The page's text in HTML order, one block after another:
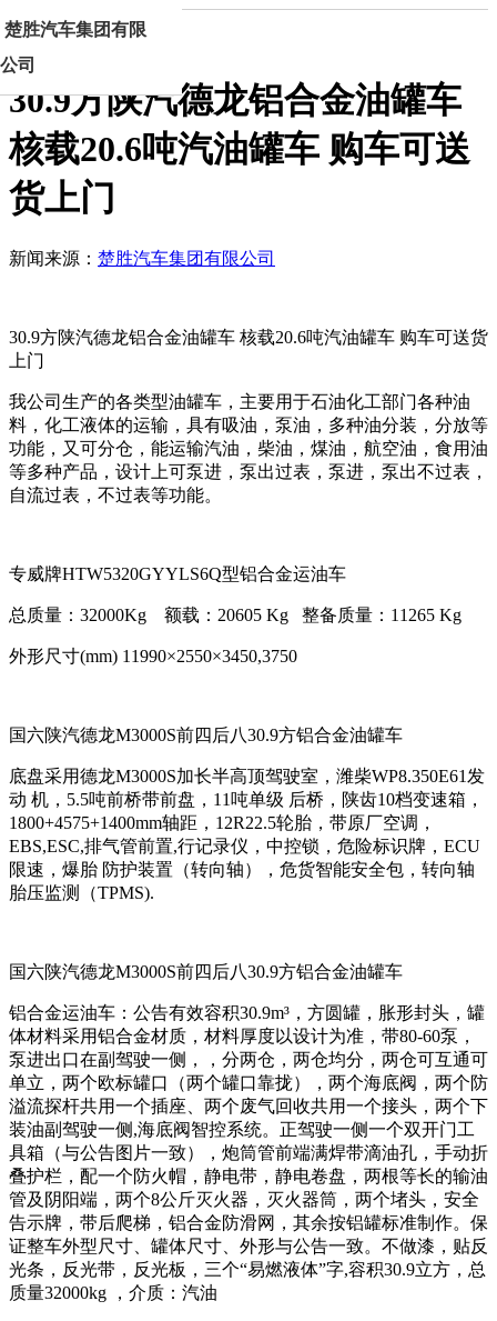
楚胜汽车集团有限
公司
首页 新闻正文
30.9方陕汽德龙铝合金油罐车
核载20.6吨汽油罐车 购车可送
货上门
新闻来源： 楚胜汽车集团有限公司
30.9方陕汽德龙铝合金油罐车 核载20.6吨汽油罐车 购车可送货
上门
我公司生产的各类型油罐车，主要用于石油化工部门各种油
料，化工液体的运输，具有吸油，泵油，多种油分装，分放等
功能，又可分仓，能运输汽油，柴油，煤油，航空油，食用油
等多种产品，设计上可泵进，泵出过表，泵进，泵出不过表，
自流过表，不过表等功能。
专威牌HTW5320GYYLS6Q型铝合金运油车
总质量：32000Kg 额载：20605 Kg 整备质量：11265 Kg
外形尺寸(mm) 11990×2550×3450,3750
国六陕汽德龙M3000S前四后八30.9方铝合金油罐车
底盘采用德龙M3000S加长半高顶驾驶室，潍柴WP8.350E61发
动 机，5.5吨前桥带前盘，11吨单级 后桥，陕齿10档变速箱，
1800+4575+1400mm轴距，12R22.5轮胎，带原厂空调，
EBS,ESC,排气管前置,行记录仪，中控锁，危险标识牌，ECU
限速，爆胎 防护装置（转向轴），危货智能安全包，转向轴
胎压监测（TPMS).
国六陕汽德龙M3000S前四后八30.9方铝合金油罐车
铝合金运油车：公告有效容积30.9m³，方圆罐，胀形封头，罐
体材料采用铝合金材质，材料厚度以设计为准，带80-60泵，
泵进出口在副驾驶一侧，，分两仓，两仓均分，两仓可互通可
单立，两个欧标罐口（两个罐口靠拢），两个海底阀，两个防
溢流探杆共用一个插座、两个废气回收共用一个接头，两个下
装油副驾驶一侧,海底阀智控系统。正驾驶一侧一个双开门工
具箱（与公告图片一致），炮筒管前端满焊带滴油孔，手动折
叠护栏，配一个防火帽，静电带，静电卷盘，两根等长的输油
管及阴阳端，两个8公斤灭火器，灭火器筒，两个堵头，安全
告示牌，带后爬梯，铝合金防滑网，其余按铝罐标准制作。保
证整车外型尺寸、罐体尺寸、外形与公告一致。不做漆，贴反
光条，反光带，反光板，三个“易燃液体”字,容积30.9立方，总
质量32000kg ，介质：汽油